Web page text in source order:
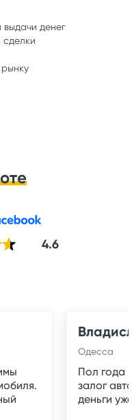
выдачи денег
сделки
4.6
Одесса
Пол года
залог
деньги